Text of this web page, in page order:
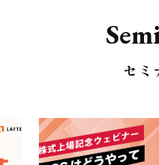
Sem
セミ